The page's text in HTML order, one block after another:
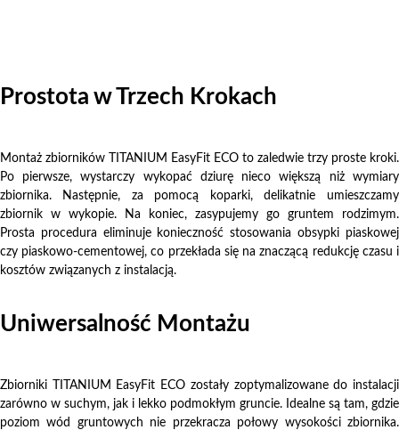
Prostota w Trzech Krokach
Montaż zbiorników TITANIUM EasyFit ECO to zaledwie trzy proste kroki.
Po pierwsze, wystarczy wykopać dziurę nieco większą niż wymiary
zbiornika. Następnie, za pomocą koparki, delikatnie umieszczamy
zbiornik w wykopie. Na koniec, zasypujemy go gruntem rodzimym.
Prosta procedura eliminuje konieczność stosowania obsypki piaskowej
czy piaskowo-cementowej, co przekłada się na znaczącą redukcję czasu i
kosztów związanych z instalacją.
Uniwersalność Montażu
Zbiorniki TITANIUM EasyFit ECO zostały zoptymalizowane do instalacji
zarówno w suchym, jak i lekko podmokłym gruncie. Idealne są tam, gdzie
poziom wód gruntowych nie przekracza połowy wysokości zbiornika.